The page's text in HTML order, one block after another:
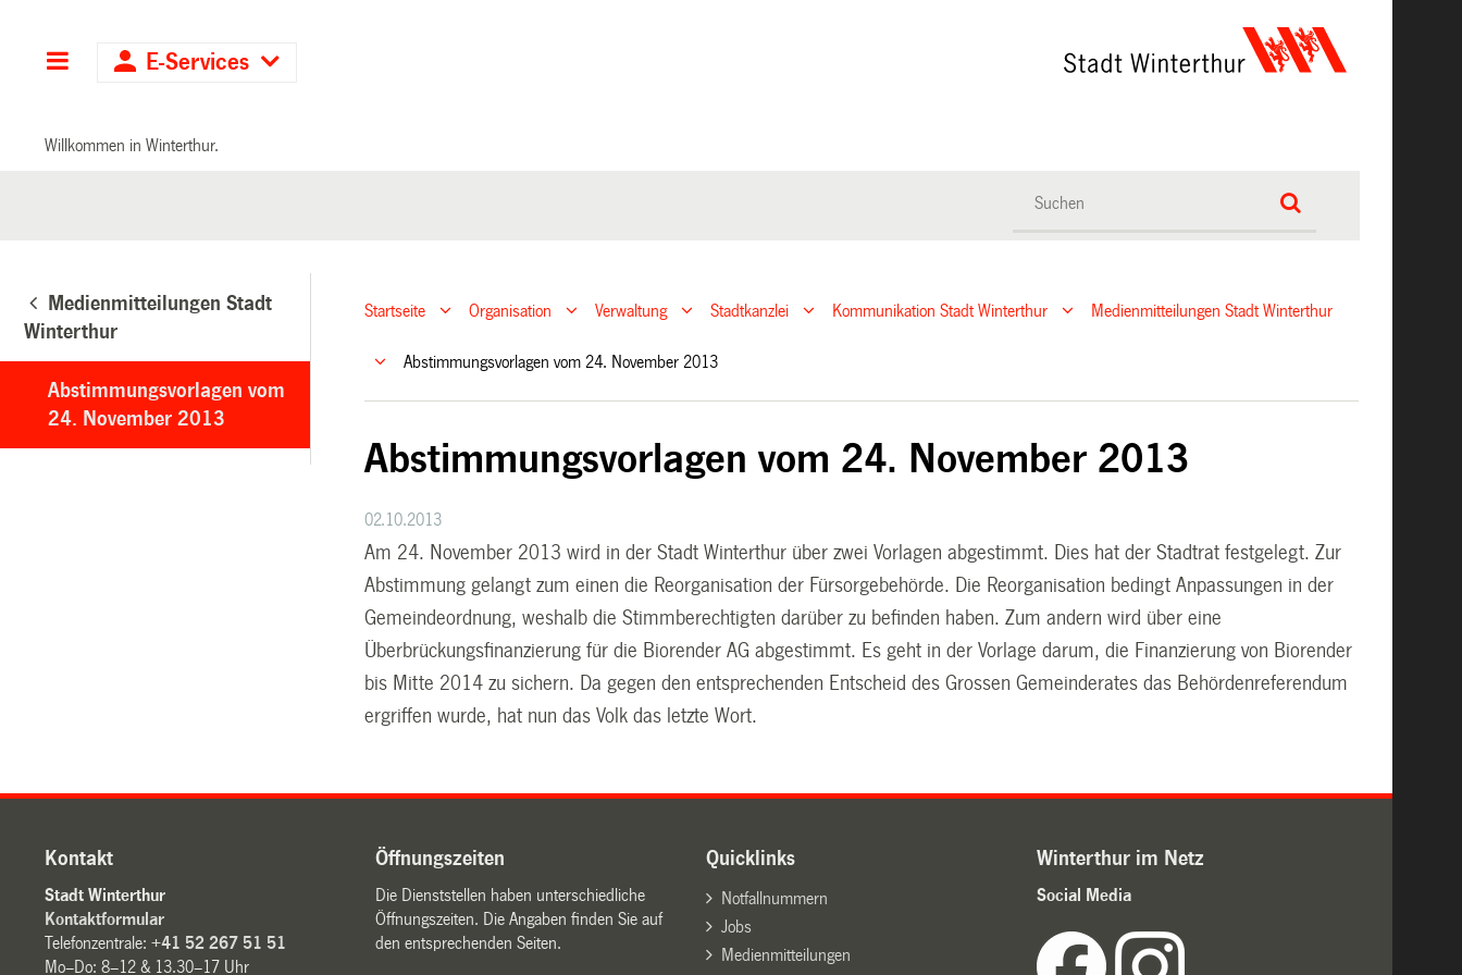
Hauptnavigation
E-Services
Willkommen in Winterthur.
Medienmitteilungen Stadt
Winterthur
Abstimmungsvorlagen vom
24. November 2013
Startseite Organisation Verwaltung Stadtkanzlei Kommunikation Stadt Winterthur Medienmitteilungen Stadt Winterthur
Abstimmungsvorlagen vom 24. November 2013
Abstimmungsvorlagen vom 24. November 2013
02.10.2013
Am 24. November 2013 wird in der Stadt Winterthur über zwei Vorlagen abgestimmt. Dies hat der Stadtrat festgelegt. Zur
Abstimmung gelangt zum einen die Reorganisation der Fürsorgebehörde. Die Reorganisation bedingt Anpassungen in der
Gemeindeordnung, weshalb die Stimmberechtigten darüber zu befinden haben. Zum andern wird über eine
Überbrückungsfinanzierung für die Biorender AG abgestimmt. Es geht in der Vorlage darum, die Finanzierung von Biorender
bis Mitte 2014 zu sichern. Da gegen den entsprechenden Entscheid des Grossen Gemeinderates das Behördenreferendum
ergriffen wurde, hat nun das Volk das letzte Wort.
Kontakt
Stadt Winterthur
Kontaktformular
Telefonzentrale:+41 52 267 51 51
Mo–Do: 8–12 & 13.30–17 Uhr
Öffnungszeiten
Die Dienststellen haben unterschiedliche
Öffnungszeiten. Die Angaben finden Sie auf
den entsprechenden Seiten.
Quicklinks
Notfallnummern
Jobs
Medienmitteilungen
Winterthur im Netz
Social Media